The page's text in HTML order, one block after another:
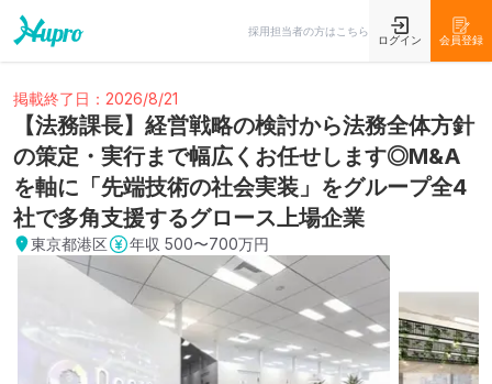
採用担当者の方はこちら
ログイン 会員登録
掲載終了日：2026/8/21
【法務課長】経営戦略の検討から法務全体方針
の策定・実行まで幅広くお任せします◎M&A
を軸に「先端技術の社会実装」をグループ全4
社で多角支援するグロース上場企業
東京都港区 年収 500〜700万円